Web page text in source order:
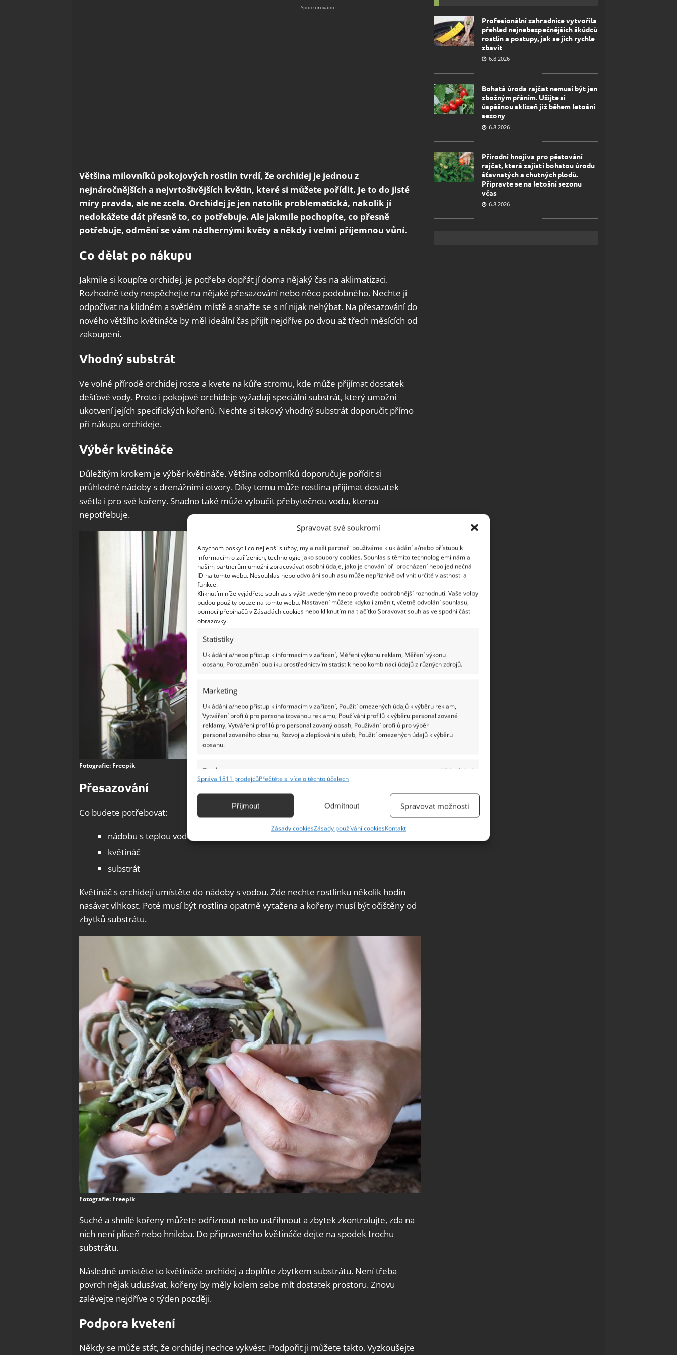
Spravovat své soukromí
Abychom poskytli co nejlepší služby, my a naši partneři používáme k ukládání a/nebo přístupu k
informacím o zařízeních, technologie jako soubory cookies. Souhlas s těmito technologiemi nám a
našim partnerům umožní zpracovávat osobní údaje, jako je chování při procházení nebo jedinečná
ID na tomto webu. Nesouhlas nebo odvolání souhlasu může nepříznivě ovlivnit určité vlastnosti a
funkce.
Kliknutím níže vyjádřete souhlas s výše uvedeným nebo proveďte podrobnější rozhodnutí. Vaše volby
budou použity pouze na tomto webu. Nastavení můžete kdykoli změnit, včetně odvolání souhlasu,
pomocí přepínačů v Zásadách cookies nebo kliknutím na tlačítko Spravovat souhlas ve spodní části
obrazovky.
Statistiky
Ukládání a/nebo přístup k informacím v zařízení, Měření výkonu reklam, Měření výkonu
obsahu, Porozumění publiku prostřednictvím statistik nebo kombinací údajů z různých zdrojů.
Marketing
Ukládání a/nebo přístup k informacím v zařízení, Použití omezených údajů k výběru reklam,
Vytváření profilů pro personalizovanou reklamu, Používání profilů k výběru personalizované
reklamy, Vytváření profilů pro personalizovaný obsah, Používání profilů pro výběr
personalizovaného obsahu, Rozvoj a zlepšování služeb, Použití omezených údajů k výběru
obsahu.
Funkce
Vždy aktivní
Identifikace zařízení na základě automaticky přenášených informací.
základě aktivně vyžádaných informací.
Správa 1811 prodejcůPřečtěte si více o těchto účelech
Příjmout Odmítnout Spravovat možnosti
Zásady cookiesZásady používání cookiesKontakt
Většina milovníků pokojových rostlin tvrdí, že orchidej je jednou z
nejnáročnějších a nejvrtošivějších květin, které si můžete pořídit. Je to do jisté
míry pravda, ale ne zcela. Orchidej je jen natolik problematická, nakolik jí
nedokážete dát přesně to, co potřebuje. Ale jakmile pochopíte, co přesně
potřebuje, odmění se vám nádhernými květy a někdy i velmi příjemnou vůní.
Co dělat po nákupu
Jakmile si koupíte orchidej, je potřeba dopřát jí doma nějaký čas na aklimatizaci.
Rozhodně tedy nespěchejte na nějaké přesazování nebo něco podobného. Nechte ji
odpočívat na klidném a světlém místě a snažte se s ní nijak nehýbat. Na přesazování do
nového většího květináče by měl ideální čas přijít nejdříve po dvou až třech měsících od
zakoupení.
Vhodný substrát
Ve volné přírodě orchidej roste a kvete na kůře stromu, kde může přijímat dostatek
dešťové vody. Proto i pokojové orchideje vyžadují speciální substrát, který umožní
ukotvení jejích specifických kořenů. Nechte si takový vhodný substrát doporučit přímo
při nákupu orchideje.
Výběr květináče
Důležitým krokem je výběr květináče. Většina odborníků doporučuje pořídit si
průhledné nádoby s drenážními otvory. Díky tomu může rostlina přijímat dostatek
světla i pro své kořeny. Snadno také může vyloučit přebytečnou vodu, kterou
nepotřebuje.
Fotografie: Freepik
Přesazování
Co budete potřebovat:
nádobu s teplou vodou
květináč
substrát
Květináč s orchidejí umístěte do nádoby s vodou. Zde nechte rostlinku několik hodin
nasávat vlhkost. Poté musí být rostlina opatrně vytažena a kořeny musí být očištěny od
zbytků substrátu.
Fotografie: Freepik
Suché a shnilé kořeny můžete odříznout nebo ustřihnout a zbytek zkontrolujte, zda na
nich není plíseň nebo hniloba. Do připraveného květináče dejte na spodek trochu
substrátu.
Následně umístěte to květináče orchidej a doplňte zbytkem substrátu. Není třeba
povrch nějak udusávat, kořeny by měly kolem sebe mít dostatek prostoru. Znovu
zalévejte nejdříve o týden později.
Podpora kvetení
Někdy se může stát, že orchidej nechce vykvést. Podpořit ji můžete takto. Vyzkoušejte
Profesionální zahradnice vytvořila
přehled nejnebezpečnějších škůdců
rostlin a postupy, jak se jich rychle
zbavit
6.8.2026
Bohatá úroda rajčat nemusí být jen
zbožným přáním. Užijte si
úspěšnou sklizeň již během letošní
sezony
6.8.2026
Přírodní hnojiva pro pěstování
rajčat, která zajistí bohatou úrodu
šťavnatých a chutných plodů.
Připravte se na letošní sezonu
včas
6.8.2026